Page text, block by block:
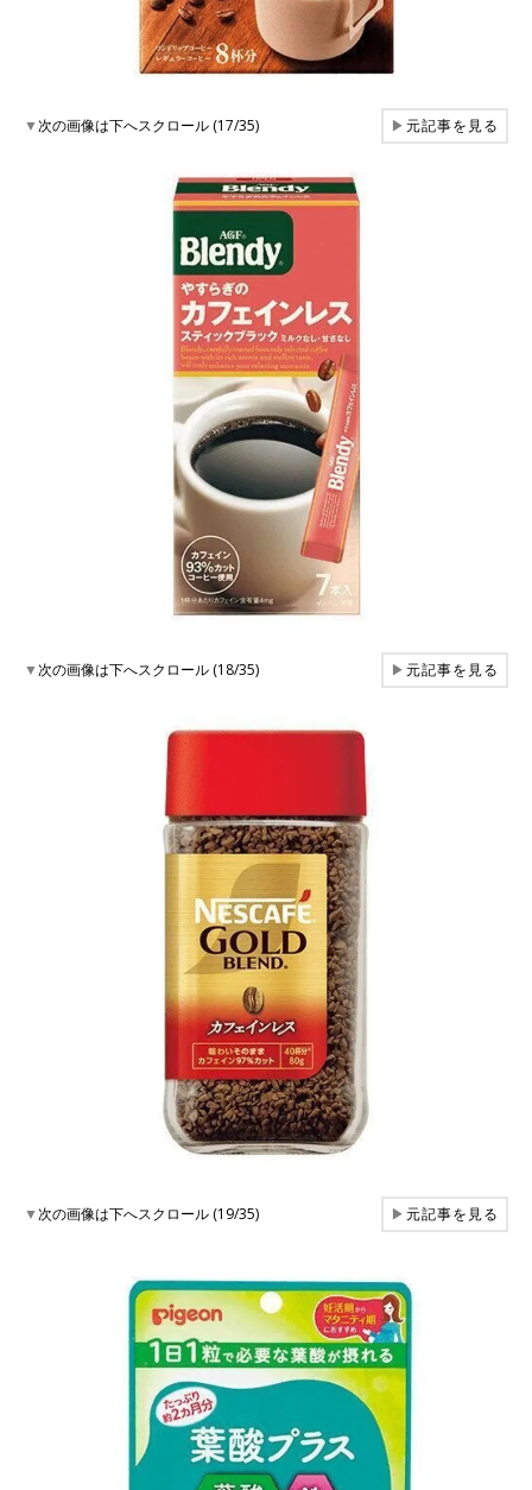
▼次の画像は下へスクロール (17/35) ▶元記事を見る
▼次の画像は下へスクロール (18/35) ▶元記事を見る
▼次の画像は下へスクロール (19/35) ▶元記事を見る